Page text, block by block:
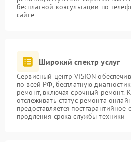
бесплатной консультации по
сайте
Широкий спектр услуг
Сервисный центр VISION
по всей РФ, бесплатную
ремонт, включая срочный ремонт.
отслеживать статус ремонта
предоставляется постгарантийное
продления срока службы техники